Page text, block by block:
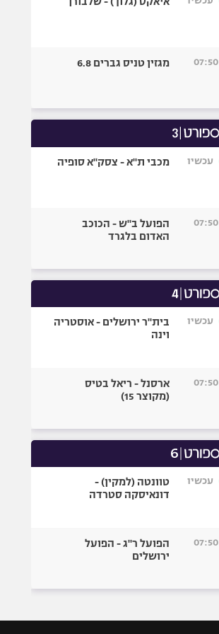
07:50 מגזין טניס גברים 6.8
עכשיו מכבי ת"א - צסק"א סופיה
07:50
הפועל ב"ש - הכוכב
האדום בלגרד
עכשיו
בית"ר ירושלים - אוסטריה
וינה
07:50
ארסנל - ריאל בטיס
(מקוצר 15)
עכשיו
טוונטה (למקין) -
דונאיסקה סטרדה
07:50
הפועל ר"ג - הפועל
ירושלים